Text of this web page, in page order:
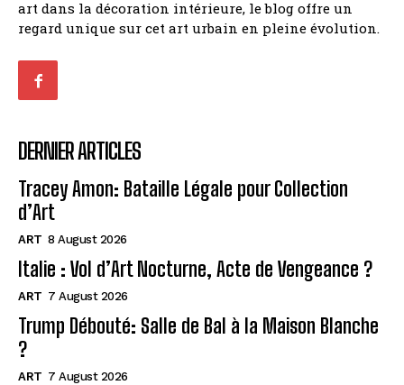
art dans la décoration intérieure, le blog offre un
regard unique sur cet art urbain en pleine évolution.
DERNIER ARTICLES
Tracey Amon: Bataille Légale pour Collection
d’Art
ART 8 August 2026
Italie : Vol d’Art Nocturne, Acte de Vengeance ?
ART 7 August 2026
Trump Débouté: Salle de Bal à la Maison Blanche
?
ART 7 August 2026